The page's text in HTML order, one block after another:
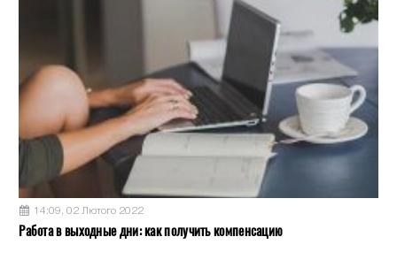
14:09, 02 Лютого 2022
Работа в выходные дни: как получить компенсацию